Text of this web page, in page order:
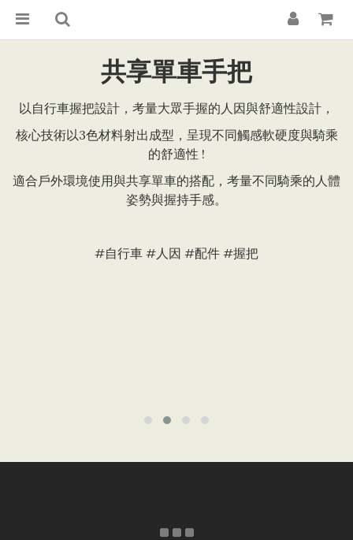
共享單車手把
以自行車握把設計，考量大眾手握的人因與舒適性設計，
核心技術以3色材料射出成型，呈現不同觸感軟硬度與騎乘
的舒適性 !
適合戶外環境使用與共享單車的搭配，考量不同騎乘的人體
姿勢與握持手感。
#自行車 #人因 #配件 #握把